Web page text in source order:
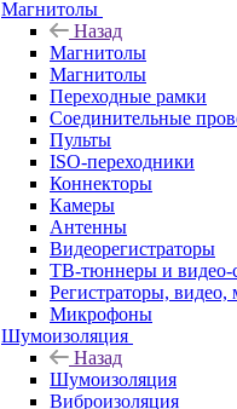
Магнитолы
Назад
Магнитолы
Магнитолы
Переходные рамки
Соединительные
Пульты
ISO-переходники
Коннекторы
Камеры
Антенны
Видеорегистраторы
ТВ-тюннеры и видео-
Регистраторы,
Микрофоны
Шумоизоляция
Назад
Шумоизоляция
Виброизоляция